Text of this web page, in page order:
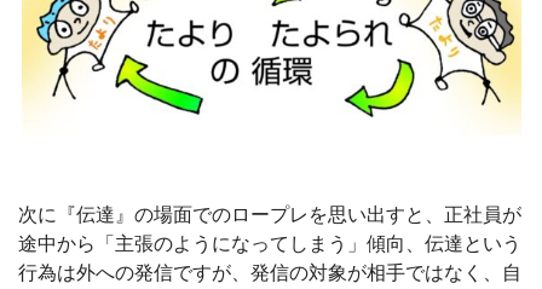
次に『伝達』の場面でのロープレを思い出すと、正社員が
途中から「主張のようになってしまう」傾向、伝達という
行為は外への発信ですが、発信の対象が相手ではなく、自